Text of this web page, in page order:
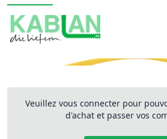
Veuillez vous connecter pour
d'achat et passer vos